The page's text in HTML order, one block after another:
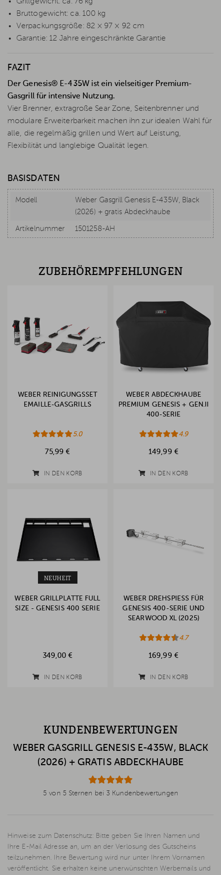
Bruttogewicht: ca. 100 kg
Verpackungsgröße: 82 × 97 × 92 cm
Garantie: 12 Jahre eingeschränkte Garantie
FAZIT
Der Genesis® E-435W ist ein vielseitiger Premium-
Gasgrill für intensive Nutzung.
Vier Brenner, extragroße Sear Zone, Seitenbrenner und
modulare Erweiterbarkeit machen ihn zur idealen Wahl für
alle, die regelmäßig grillen und Wert auf Leistung,
Flexibilität und langlebige Qualität legen.
BASISDATEN
Modell
Weber Gasgrill Genesis E-435W, Black
(2026) + gratis Abdeckhaube
Artikelnummer 1501258-AH
ZUBEHÖREMPFEHLUNGEN
WEBER REINIGUNGSSET
EMAILLE-GASGRILLS
5.0
75,99 €
IN DEN KORB
WEBER ABDECKHAUBE
PREMIUM GENESIS + GEN.II
400-SERIE
4.9
149,99 €
IN DEN KORB
NEUHEIT
WEBER GRILLPLATTE FULL
SIZE - GENESIS 400 SERIE
349,00 €
IN DEN KORB
WEBER DREHSPIESS FÜR G
ENESIS 400-SERIE UND S
EARWOOD XL (2025)
4.7
169,99 €
IN DEN KORB
KUNDENBEWERTUNGEN
WEBER GASGRILL GENESIS E-435W, BLACK
(2026) + GRATIS ABDECKHAUBE
5 von 5 Sternen bei 3 Kundenbewertungen
Hinweise zum Datenschutz: Bitte geben Sie Ihren Namen und
Ihre E-Mail Adresse an, um an der Verlosung des Gutscheins
teilzunehmen. Ihre Bewertung wird nur unter Ihrem Vornamen
veröffentlicht. Sie erhalten keine unerwünschten Werbemails und